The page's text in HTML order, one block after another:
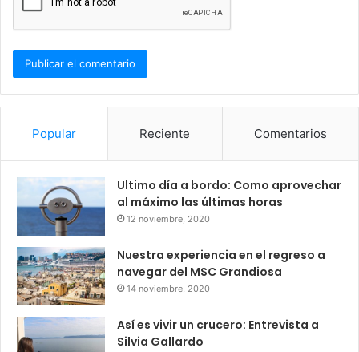
Popular Reciente Comentarios
Ultimo día a bordo: Como aprovechar
al máximo las últimas horas
12 noviembre, 2020
Nuestra experiencia en el regreso a
navegar del MSC Grandiosa
14 noviembre, 2020
Así es vivir un crucero: Entrevista a
Silvia Gallardo